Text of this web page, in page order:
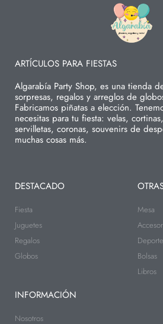
ARTÍCULOS PARA FIESTAS
Algarabía Party Shop, es una tienda
sorpresas, regalos y arreglos de
Fabricamos piñatas a elección.
necesitas para tu fiesta: velas,
servilletas, coronas, souvenirs de
muchas cosas más.
DESTACADO
Fiesta
Juguetes
Regalos
Globos
Mesa
Deporte
Bolsas
Libros
INFORMACIÓN
Nosotros